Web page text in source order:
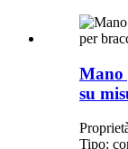
Mano
su
Tipo: